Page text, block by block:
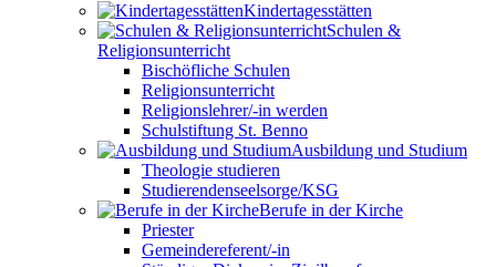
Kindertagesstätten
Schulen &
Religionsunterricht
Bischöfliche Schulen
Religionsunterricht
Religionslehrer/-in werden
Schulstiftung St. Benno
Ausbildung und Studium
Theologie studieren
Studierendenseelsorge/KSG
Berufe in der Kirche
Priester
Gemeindereferent/-in